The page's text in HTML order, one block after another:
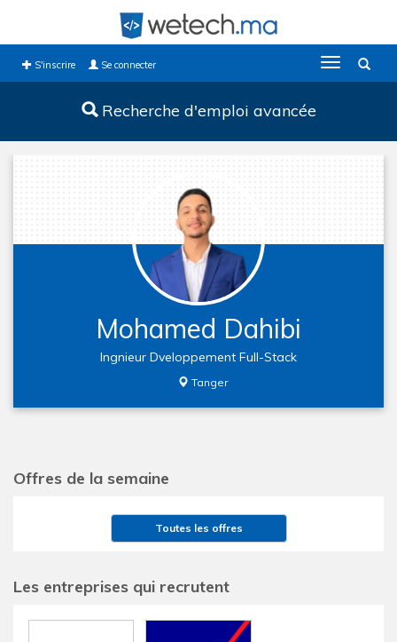
S'inscrire Se connecter
Toggle
navigation
Recherche d'emploi avancée
Mohamed Dahibi
Ingnieur Dveloppement Full-Stack
Tanger
Offres de la semaine
Toutes les offres
Les entreprises qui recrutent